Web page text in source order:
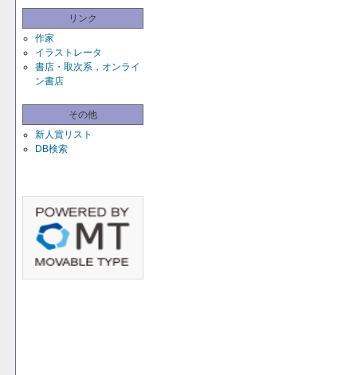
リンク
作家
イラストレータ
書店・取次系，オンライ
ン書店
その他
新人賞リスト
DB検索